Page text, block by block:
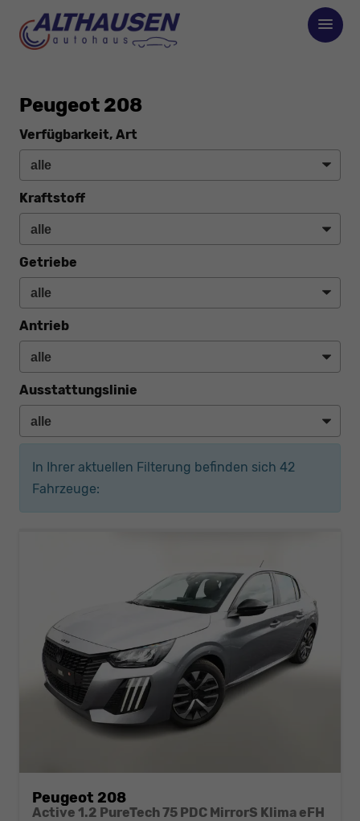
Peugeot 208
Verfügbarkeit, Art
Kraftstoff
Getriebe
Antrieb
Ausstattungslinie
In Ihrer aktuellen Filterung befinden sich 42
Fahrzeuge:
Peugeot 208
Active 1.2 PureTech 75 PDC MirrorS Klima eFH